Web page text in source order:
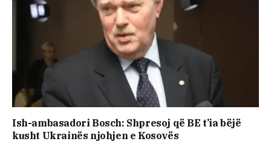
Ish-ambasadori Bosch: Shpresoj që BE t’ia bëjë
kusht Ukrainës njohjen e Kosovës